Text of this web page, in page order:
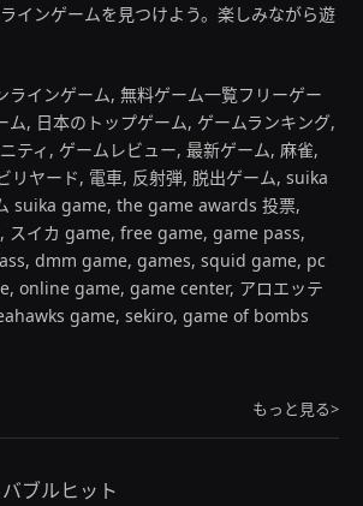
インゲームを見つけよう。楽しみながら遊
ラインゲーム, 無料ゲーム一覧フリーゲー
ム, 日本のトップゲーム, ゲームランキング,
ティ, ゲームレビュー, 最新ゲーム, 麻雀,
リヤード, 電車, 反射弾, 脱出ゲーム, suika
suika game, the game awards 投票,
イカ game, free game, game pass,
dmm game, games, squid game, pc
online game, game center, アロエッテ
game, sekiro, game of bombs
もっと見る>
バブルヒット